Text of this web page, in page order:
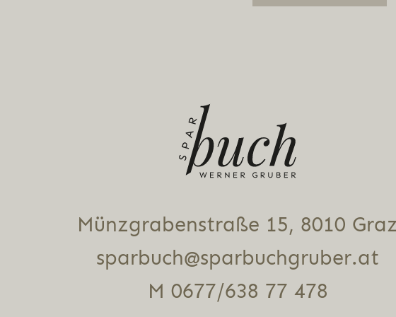
Münz­gra­ben­stra­ße 15, 8010
sparbuch@sparbuchgruber.at
M 0677/638 77 478